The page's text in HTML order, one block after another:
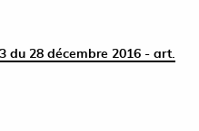
du 28 décembre 2016 - art.